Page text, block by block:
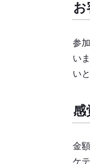
お
参
い
い
感
金
ケ